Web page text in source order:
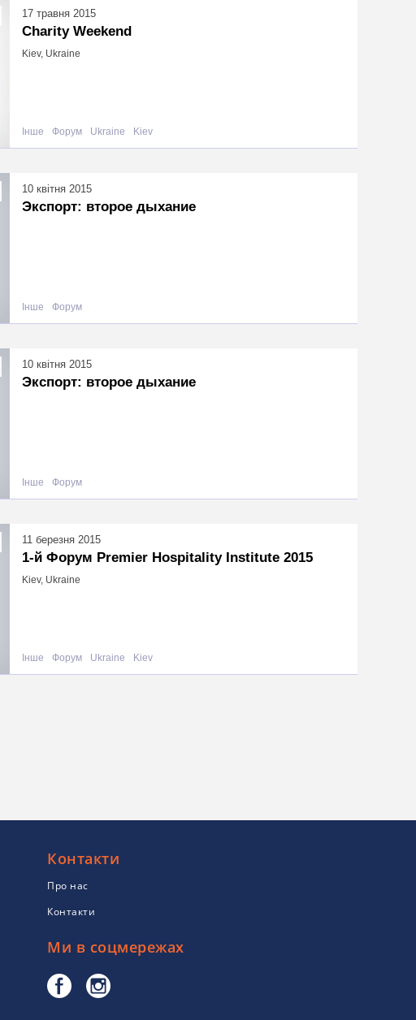
17 травня 2015
Charity Weekend
Kiev, Ukraine
Інше Форум Ukraine Kiev
10 квітня 2015
Экспорт: второе дыхание
Інше Форум
10 квітня 2015
Экспорт: второе дыхание
Інше Форум
11 березня 2015
1-й Форум Premier Hospitality Institute 2015
Kiev, Ukraine
Інше Форум Ukraine Kiev
Контакти
Про нас
Контакти
Ми в соцмережах